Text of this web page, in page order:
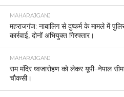
MAHARAJGANJ
महराजगंज: नाबालिग से दुष्कर्म के मामले में
कार्रवाई, दोनों अभियुक्त गिरफ्तार।
MAHARAJGANJ
राम मंदिर ध्वजारोहण को लेकर यूपी–नेपाल
चौकसी।